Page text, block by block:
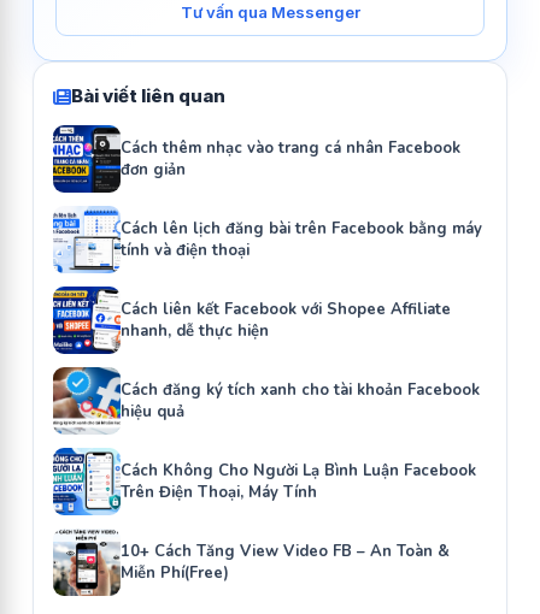
Tư vấn qua Messenger
Bài viết liên quan
Cách thêm nhạc vào trang cá nhân Facebook
đơn giản
Cách lên lịch đăng bài trên Facebook bằng máy
tính và điện thoại
Cách liên kết Facebook với Shopee Affiliate
nhanh, dễ thực hiện
Cách đăng ký tích xanh cho tài khoản Facebook
hiệu quả
Cách Không Cho Người Lạ Bình Luận Facebook
Trên Điện Thoại, Máy Tính
10+ Cách Tăng View Video FB – An Toàn &
Miễn Phí(Free)